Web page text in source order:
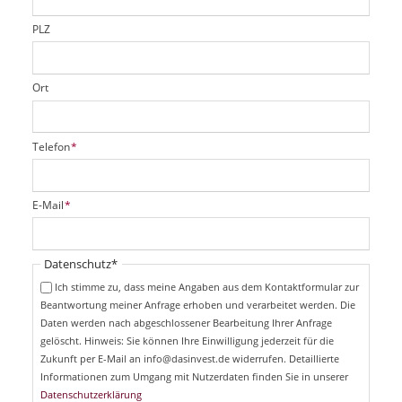
d
PLZ
Ort
P
f
i
c
t
f
Telefon*
P
f
i
E-Mail*
Pflichtfeld
Datenschutz*
Ich stimme zu, dass meine Angaben aus dem Kontaktformular zur
Beantwortung meiner Anfrage erhoben und verarbeitet werden. Die
Daten werden nach abgeschlossener Bearbeitung Ihrer Anfrage
gelöscht. Hinweis: Sie können Ihre Einwilligung jederzeit für die
Zukunft per E-Mail an info@dasinvest.de widerrufen. Detaillierte
Informationen zum Umgang mit Nutzerdaten finden Sie in unserer
Datenschutzerklärung